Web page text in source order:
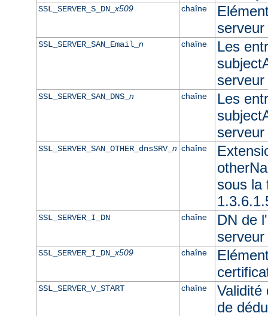
SSL_SERVER_S_DN_x509 chaîne
serveur
SSL_SERVER_SAN_Email_ n chaîne
Les
SSL_SERVER_SAN_DNS_ n chaîne
Les
SSL_SERVER_SAN_OTHER_dnsSRV_ n chaîne
sous la
SSL_SERVER_I_DN chaîne
DN de
serveur
SSL_SERVER_I_DN_x509 chaîne
SSL_SERVER_V_START chaîne
Validité
de